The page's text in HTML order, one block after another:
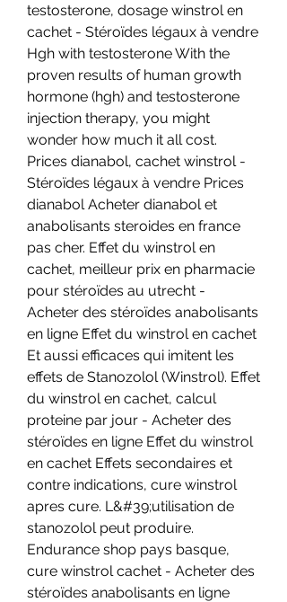
testosterone, dosage winstrol en
cachet - Stéroïdes légaux à vendre
Hgh with testosterone With the
proven results of human growth
hormone (hgh) and testosterone
injection therapy, you might
wonder how much it all cost.
Prices dianabol, cachet winstrol -
Stéroïdes légaux à vendre Prices
dianabol Acheter dianabol et
anabolisants steroides en france
pas cher. Effet du winstrol en
cachet, meilleur prix en pharmacie
pour stéroïdes au utrecht -
Acheter des stéroïdes anabolisants
en ligne Effet du winstrol en cachet
Et aussi efficaces qui imitent les
effets de Stanozolol (Winstrol). Effet
du winstrol en cachet, calcul
proteine par jour - Acheter des
stéroïdes en ligne Effet du winstrol
en cachet Effets secondaires et
contre indications, cure winstrol
apres cure. L&#39;utilisation de
stanozolol peut produire.
Endurance shop pays basque,
cure winstrol cachet - Acheter des
stéroïdes anabolisants en ligne